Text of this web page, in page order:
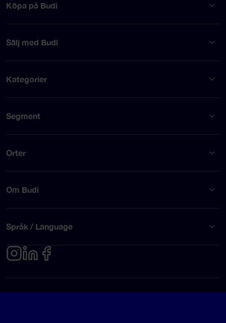
Köpa på Budi
Sälj med Budi
Kategorier
Segment
Orter
Om Budi
Språk / Language